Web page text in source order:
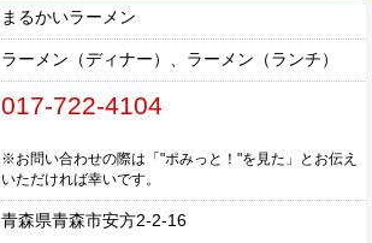
まるかいラーメン
ラーメン（ディナー）、ラーメン（ランチ）
017-722-4104
※お問い合わせの際は「"ポみっと！"を見た」とお伝え
いただければ幸いです。
青森県青森市安方2-2-16